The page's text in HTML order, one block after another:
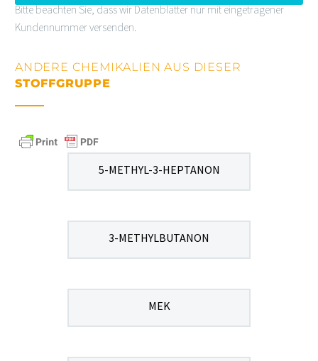
Bitte beachten Sie, dass wir Datenblätter nur mit eingetragener
Kundennummer versenden.
ANDERE CHEMIKALIEN AUS DIESER
STOFFGRUPPE
5-METHYL-3-HEPTANON
3-METHYLBUTANON
MEK